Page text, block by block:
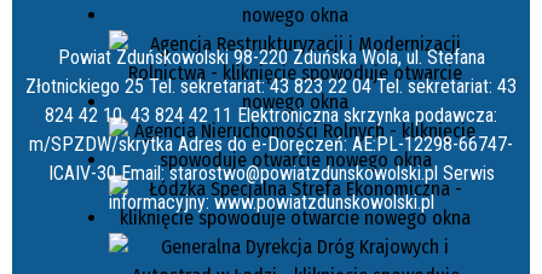
Powiat Zduńskowolski 98-220 Zduńska Wola, ul. Stefana
Złotnickiego 25 Tel. sekretariat: 43 823 22 04 Tel. sekretariat: 43
824 42 10, 43 824 42 11 Elektroniczna skrzynka podawcza:
m/SPZDW/skrytka Adres do e-Doręczeń: AE:PL-12298-66747-
ICAIV-30 Email: starostwo@powiatzdunskowolski.pl Serwis
informacyjny: www.powiatzdunskowolski.pl